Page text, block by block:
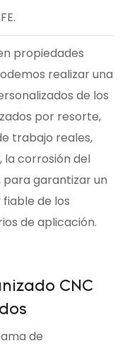
propiedades
realizar una
de los
por resorte,
trabajo reales,
corrosión del
para garantizar un
de los
de aplicación.
CNC
de